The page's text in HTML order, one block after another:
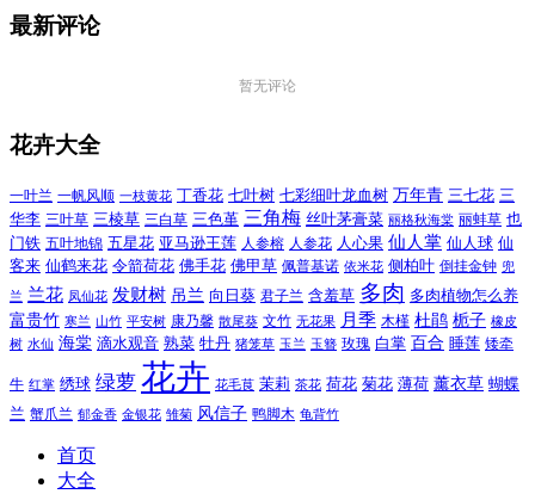
最新评论
暂无评论
花卉大全
一叶兰 一帆风顺 一枝黄花 丁香花 七叶树 七彩细叶龙血树 万年青 三七花 三
华李 三叶草 三棱草 三白草 三色堇 三角梅 丝叶茅膏菜 丽格秋海棠 丽蚌草 也
门铁 五叶地锦 五星花 亚马逊王莲 人参榕 人参花 人心果 仙人掌 仙人球 仙
客来 仙鹤来花 令箭荷花 佛手花 佛甲草 佩普基诺 依米花 侧柏叶 倒挂金钟 兜
兰 兰花 凤仙花 发财树 吊兰 向日葵 君子兰 含羞草 多肉 多肉植物怎么养
富贵竹 寒兰 山竹 平安树 康乃馨 散尾葵 文竹 无花果 月季 木槿 杜鹃 栀子 橡皮
树 水仙 海棠 滴水观音 熟菜 牡丹 猪笼草 玉兰 玉簪 玫瑰 白掌 百合 睡莲 矮牵
牛 红掌 绣球 绿萝 花卉 花毛茛 茉莉 茶花 荷花 菊花 薄荷 薰衣草 蝴蝶
兰 蟹爪兰 郁金香 金银花 雏菊 风信子 鸭脚木 龟背竹
首页
大全